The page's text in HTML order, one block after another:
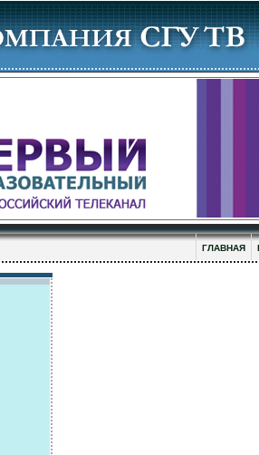
ГЛАВНАЯ